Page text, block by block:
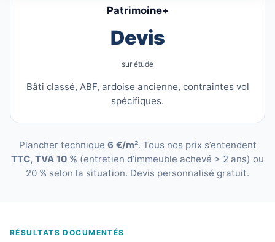
Patrimoine+
Devis
sur étude
Bâti classé, ABF, ardoise ancienne, contraintes vol
spécifiques.
Plancher technique 6 €/m². Tous nos prix s’entendent
TTC, TVA 10 % (entretien d’immeuble achevé > 2 ans) ou
20 % selon la situation. Devis personnalisé gratuit.
RÉSULTATS DOCUMENTÉS